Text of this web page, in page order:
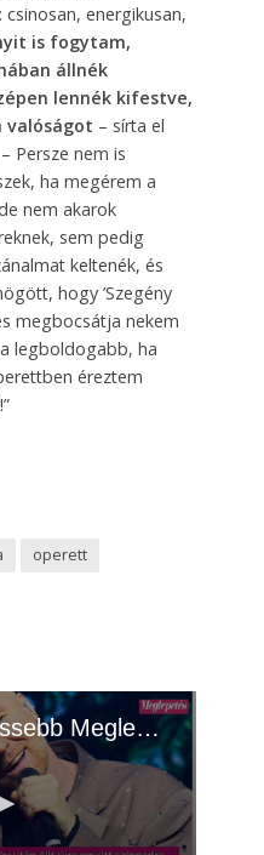
energikusan,
is fogytam,
állnék
lennék kifestve,
– sírta el
Persze nem is
ha megérem a
nem akarok
sem pedig
keltenék, és
hogy ’Szegény
megbocsátja nekem
legboldogabb, ha
éreztem
operett
Megjelent a legfrissebb Meglepetés! - 2026.06.02.